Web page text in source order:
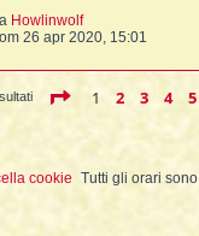
Howlinwolf
26 apr 2020, 15:01
Pagina di 10
1 2 3 4 5
Tutti gli orari sono
cookie